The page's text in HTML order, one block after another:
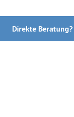
Direkte Beratung?